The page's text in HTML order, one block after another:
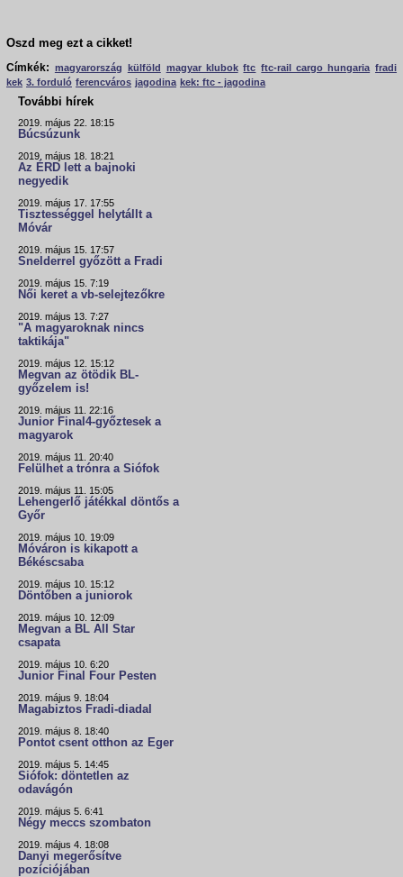
Oszd meg ezt a cikket!
Címkék: magyarország külföld magyar klubok ftc ftc-rail cargo hungaria fradi
kek 3. forduló ferencváros jagodina kek: ftc - jagodina
További hírek
2019. május 22. 18:15
Búcsúzunk
2019. május 18. 18:21
Az ÉRD lett a bajnoki
negyedik
2019. május 17. 17:55
Tisztességgel helytállt a
Móvár
2019. május 15. 17:57
Snelderrel győzött a Fradi
2019. május 15. 7:19
Női keret a vb-selejtezőkre
2019. május 13. 7:27
"A magyaroknak nincs
taktikája"
2019. május 12. 15:12
Megvan az ötödik BL-
győzelem is!
2019. május 11. 22:16
Junior Final4-győztesek a
magyarok
2019. május 11. 20:40
Felülhet a trónra a Siófok
2019. május 11. 15:05
Lehengerlő játékkal döntős a
Győr
2019. május 10. 19:09
Móváron is kikapott a
Békéscsaba
2019. május 10. 15:12
Döntőben a juniorok
2019. május 10. 12:09
Megvan a BL All Star
csapata
2019. május 10. 6:20
Junior Final Four Pesten
2019. május 9. 18:04
Magabiztos Fradi-diadal
2019. május 8. 18:40
Pontot csent otthon az Eger
2019. május 5. 14:45
Siófok: döntetlen az
odavágón
2019. május 5. 6:41
Négy meccs szombaton
2019. május 4. 18:08
Danyi megerősítve
pozíciójában